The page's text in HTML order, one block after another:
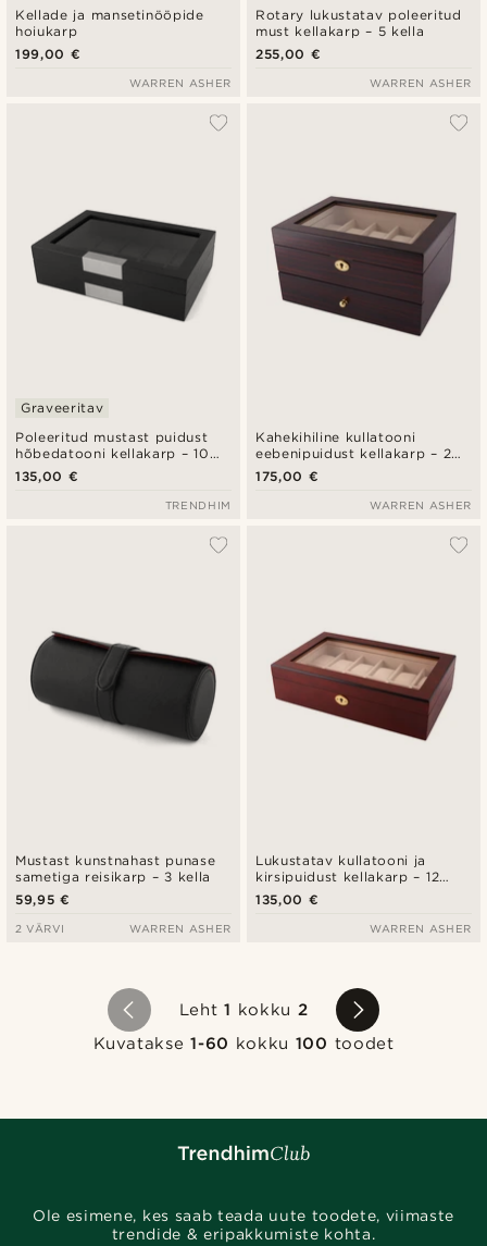
Kellade ja mansetinööpide
hoiukarp
199,00 €
WARREN ASHER
Rotary lukustatav poleeritud
must kellakarp – 5 kella
255,00 €
WARREN ASHER
Poleeritud mustast puidust
hõbedatooni kellakarp – 10
kella
Graveeritav
135,00 €
TRENDHIM
Kahekihiline kullatooni
eebenipuidust kellakarp – 20
kella
175,00 €
WARREN ASHER
Mustast kunstnahast punase
sametiga reisikarp – 3 kella
59,95 €
2 VÄRVI WARREN ASHER
Lukustatav kullatooni ja
kirsipuidust kellakarp – 12
kella
135,00 €
WARREN ASHER
Leht1 kokku 2
Kuvatakse1-60 kokku 100 toodet
Ole esimene, kes saab teada uute toodete, viimaste
trendide & eripakkumiste kohta.